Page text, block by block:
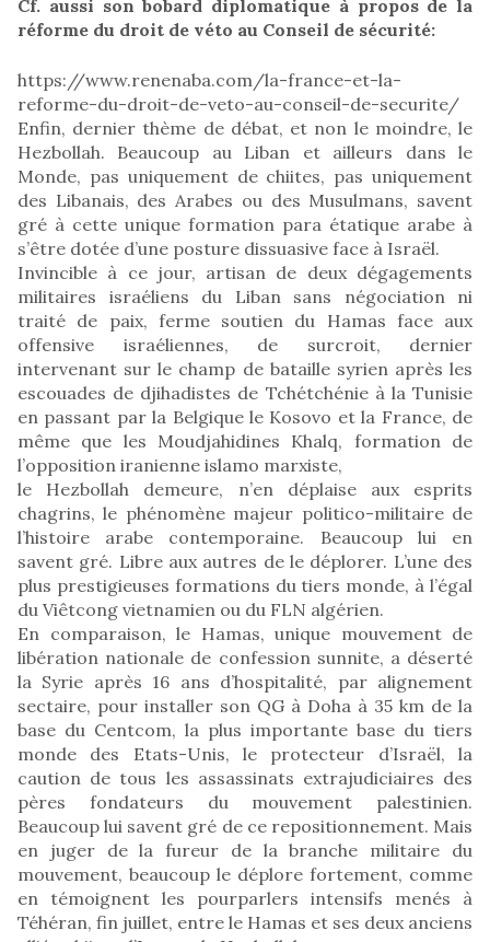
Cf. aussi son bobard diplomatique à propos de la
réforme du droit de véto au Conseil de sécurité:
https://www.renenaba.com/la-france-et-la-
reforme-du-droit-de-veto-au-conseil-de-securite/
Enfin, dernier thème de débat, et non le moindre, le
Hezbollah. Beaucoup au Liban et ailleurs dans le
Monde, pas uniquement de chiites, pas uniquement
des Libanais, des Arabes ou des Musulmans, savent
gré à cette unique formation para étatique arabe à
s’être dotée d’une posture dissuasive face à Israël.
Invincible à ce jour, artisan de deux dégagements
militaires israéliens du Liban sans négociation ni
traité de paix, ferme soutien du Hamas face aux
offensive israéliennes, de surcroit, dernier
intervenant sur le champ de bataille syrien après les
escouades de djihadistes de Tchétchénie à la Tunisie
en passant par la Belgique le Kosovo et la France, de
même que les Moudjahidines Khalq, formation de
l’opposition iranienne islamo marxiste,
le Hezbollah demeure, n’en déplaise aux esprits
chagrins, le phénomène majeur politico-militaire de
l’histoire arabe contemporaine. Beaucoup lui en
savent gré. Libre aux autres de le déplorer. L’une des
plus prestigieuses formations du tiers monde, à l’égal
du Viêtcong vietnamien ou du FLN algérien.
En comparaison, le Hamas, unique mouvement de
libération nationale de confession sunnite, a déserté
la Syrie après 16 ans d’hospitalité, par alignement
sectaire, pour installer son QG à Doha à 35 km de la
base du Centcom, la plus importante base du tiers
monde des Etats-Unis, le protecteur d’Israël, la
caution de tous les assassinats extrajudiciaires des
pères fondateurs du mouvement palestinien.
Beaucoup lui savent gré de ce repositionnement. Mais
en juger de la fureur de la branche militaire du
mouvement, beaucoup le déplore fortement, comme
en témoignent les pourparlers intensifs menés à
Téhéran, fin juillet, entre le Hamas et ses deux anciens